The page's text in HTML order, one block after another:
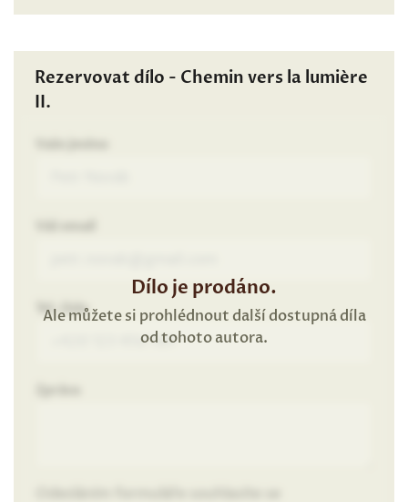
Rezervovat dílo - Chemin vers la lumière
II.
Tel. číslo
Dílo je prodáno.
Ale můžete si prohlédnout další dostupná díla
od tohoto autora.